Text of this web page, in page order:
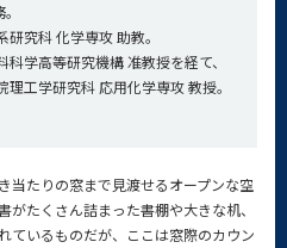
究科 化学専攻 助教。
学高等研究機構 准教授を経て、
工学研究科 応用化学専攻 教授。
当たりの窓まで見渡せるオープンな空
たくさん詰まった書棚や大きな机、
ているものだが、ここは窓際のカウン